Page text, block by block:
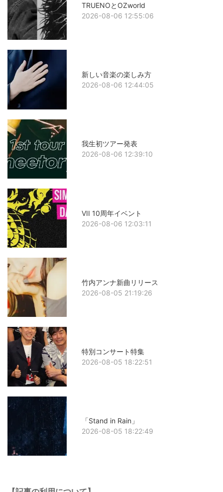
TRUENOとOZworld
2026-08-06 12:55:06
新しい音楽の楽しみ方
2026-08-06 12:44:05
我生初ツアー発表
2026-08-06 12:39:10
VII 10周年イベント
2026-08-06 12:03:11
竹内アンナ新曲リリース
2026-08-05 21:19:26
特別コンサート特集
2026-08-05 18:22:51
「Stand in Rain」
2026-08-05 18:22:49